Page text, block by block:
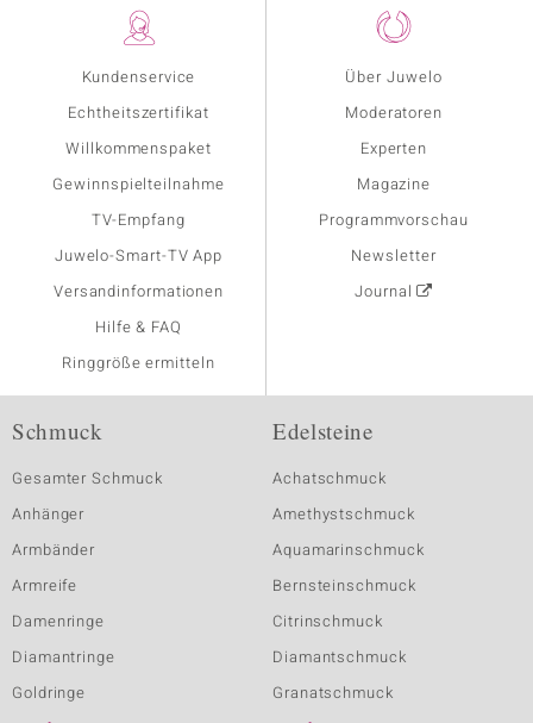
Kundenservice
Echtheitszertifikat
Willkommenspaket
Gewinnspielteilnahme
TV-Empfang
Juwelo-Smart-TV App
Versandinformationen
Hilfe & FAQ
Ringgröße ermitteln
Über Juwelo
Moderatoren
Experten
Magazine
Programmvorschau
Newsletter
Journal
Schmuck
Gesamter Schmuck
Anhänger
Armbänder
Armreife
Damenringe
Diamantringe
Goldringe
Edelsteine
Achatschmuck
Amethystschmuck
Aquamarinschmuck
Bernsteinschmuck
Citrinschmuck
Diamantschmuck
Granatschmuck